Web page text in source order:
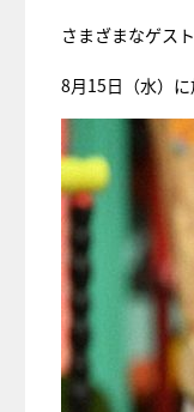
さまざまなゲス
8月15日（水）